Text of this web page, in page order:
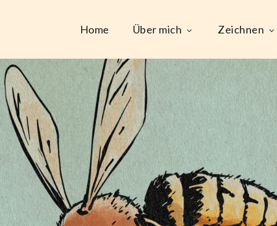
Home Über mich Zeichnen